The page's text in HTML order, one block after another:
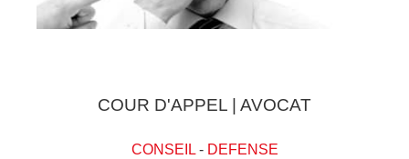
COUR D'APPEL | AVOCAT
CONSEIL- DEFENSE